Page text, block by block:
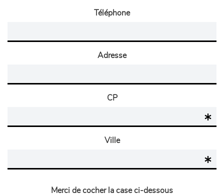
Téléphone
Adresse
CP
Ville
Merci de cocher la case ci-dessous